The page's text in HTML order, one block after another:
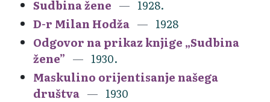
Sudbina žene
1928.
D-r Milan Hodža
1928
Odgovor na prikaz knjige „Sudbina
žene”
1930.
Maskulino orijentisanje našega
društva
1930